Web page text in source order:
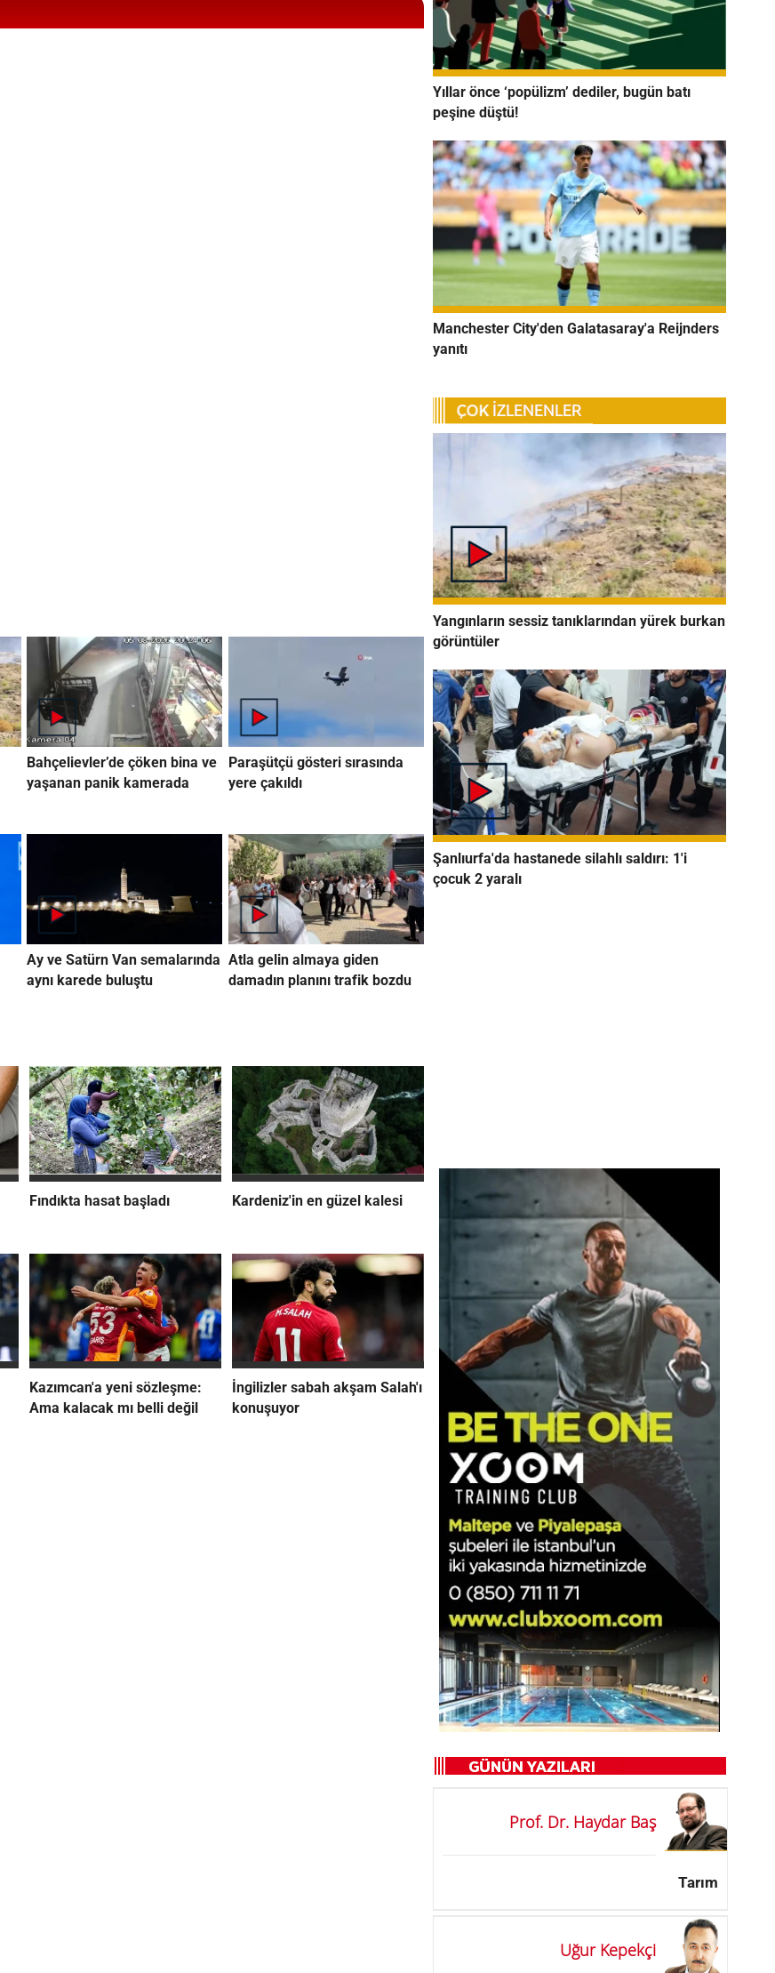
Bahçelievler’de çöken bina ve
yaşanan panik kamerada
Paraşütçü gösteri sırasında
yere çakıldı
Ay ve Satürn Van semalarında
aynı karede buluştu
Atla gelin almaya giden
damadın planını trafik bozdu
Fındıkta hasat başladı Kardeniz'in en güzel kalesi
Kazımcan'a yeni sözleşme:
Ama kalacak mı belli değil
İngilizler sabah akşam Salah'ı
konuşuyor
Yıllar önce ‘popülizm’ dediler, bugün batı
peşine düştü!
Manchester City'den Galatasaray'a Reijnders
yanıtı
Yangınların sessiz tanıklarından yürek burkan
görüntüler
Şanlıurfa'da hastanede silahlı saldırı: 1'i
çocuk 2 yaralı
Prof. Dr. Haydar Baş
Tarım
Uğur Kepekçi